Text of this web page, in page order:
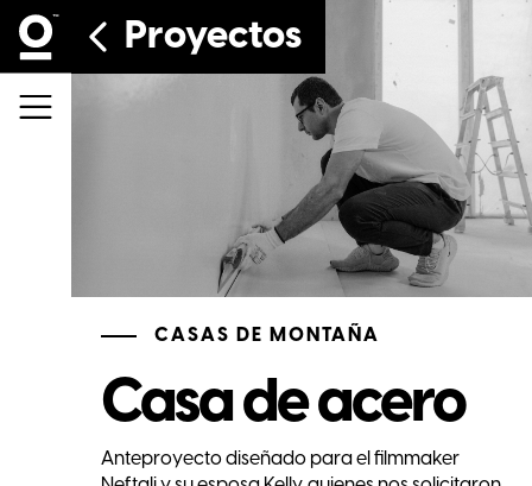
Proyectos
CASAS DE MONTAÑA
Casa de acero
Anteproyecto diseñado para el filmmaker